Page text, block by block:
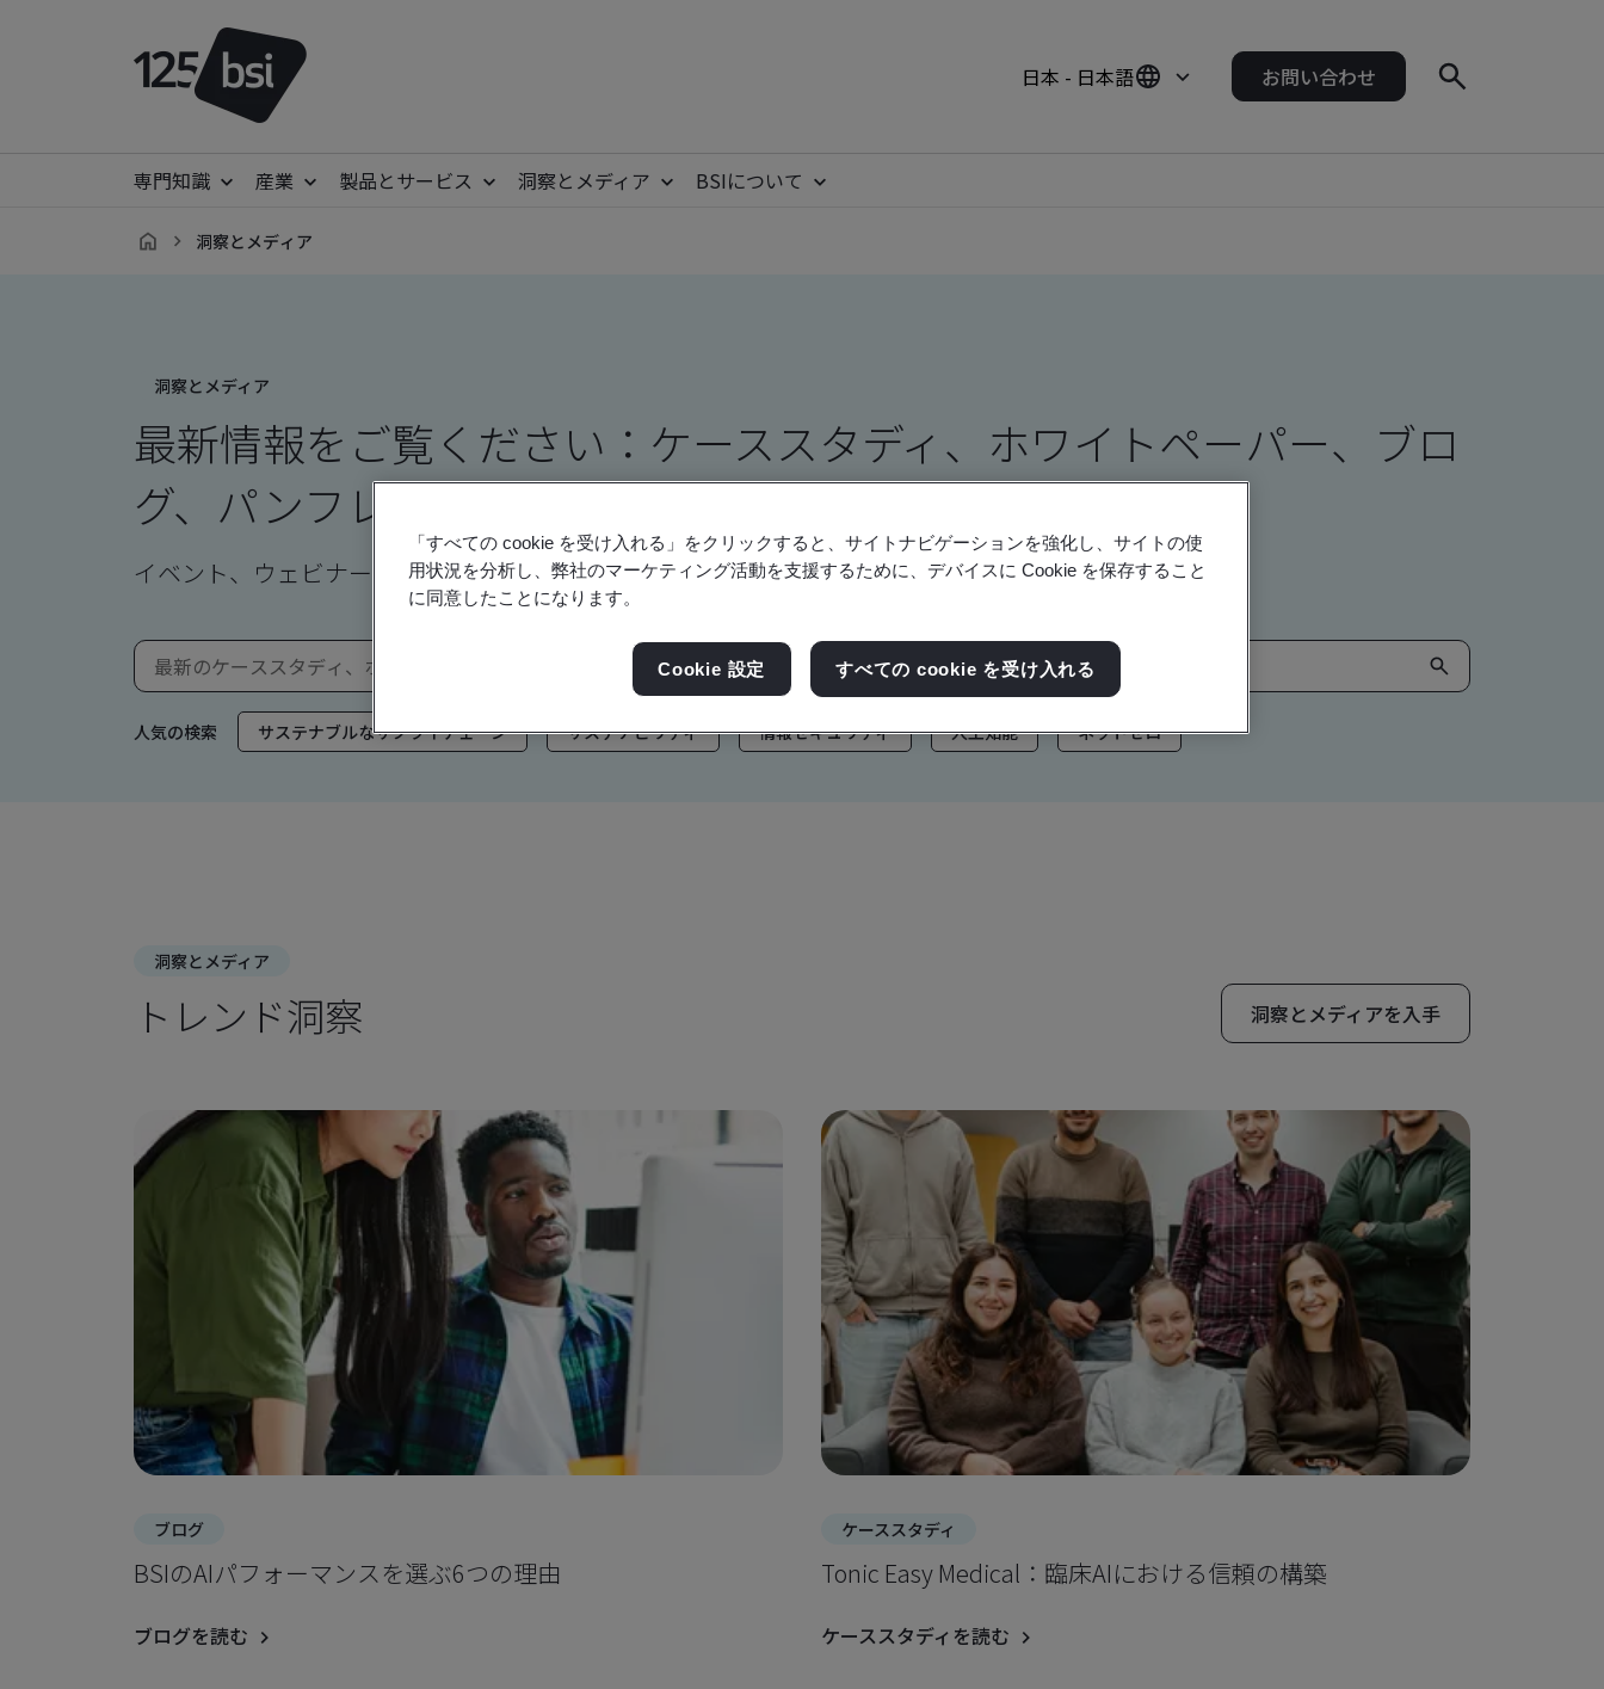
日本 - 日本語 お問い合わせ
専門知識 産業 製品とサービス 洞察とメディア BSIについて
洞察とメディア
洞察とメディア
最新情報をご覧ください：ケーススタディ、ホワイトペーパー、ブロ
グ、パンフレット
イベント、ウェビナー、ニュース、ブランド資産もご覧ください。
人気の検索 サステナブルなサプライチェーン サステナビリティ 情報セキュリティ 人工知能 ネットゼロ
洞察とメディア
トレンド洞察 洞察とメディアを入手
ブログ
BSIのAIパフォーマンスを選ぶ6つの理由
ブログを読む
ケーススタディ
Tonic Easy Medical：臨床AIにおける信頼の構築
ケーススタディを読む
「すべての cookie を受け入れる」をクリックすると、サイトナビゲーションを強化し、サイトの使
用状況を分析し、弊社のマーケティング活動を支援するために、デバイスに Cookie を保存すること
に同意したことになります。
Cookie 設定 すべての cookie を受け入れる